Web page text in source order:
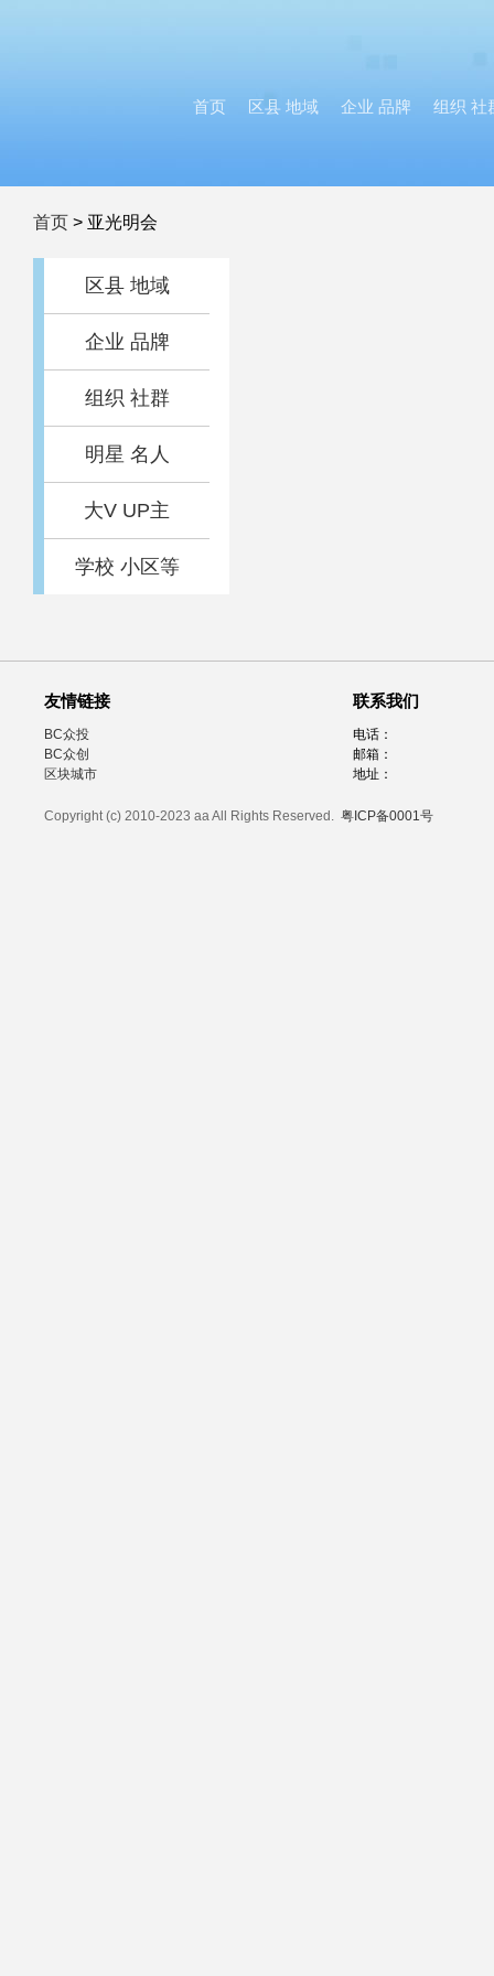
首页 区县 地域 企业 品牌 组织 社
首页 > 亚光明会
区县 地域
企业 品牌
组织 社群
明星 名人
大V UP主
学校 小区等
友情链接
BC众投
BC众创
区块城市
联系我们
电话：
邮箱：
地址：
Copyright (c) 2010-2023 aa All Rights Reserved. 粤ICP备0001号